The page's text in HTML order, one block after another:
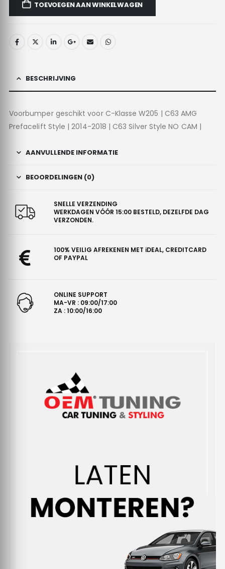
TOEVOEGEN AAN WINKELWAGEN
BESCHRIJVING
Voorbumper geschikt voor C-Klasse W205 | C63 AMG
Prefacelift Style | 2014-2018 | C63 Silver Style NO CAM |
AANVULLENDE INFORMATIE
BEOORDELINGEN (0)
SNELLE VERZENDING
WERKDAGEN VÓÓR 15:00 BESTELD, DEZELFDE DAG
VERZONDEN.
100% VEILIG AFREKENEN MET iDEAL, CREDITCARD
OF PAYPAL
ONLINE SUPPORT
MA-VR : 09:00/17:00
ZA : 10:00/16:00